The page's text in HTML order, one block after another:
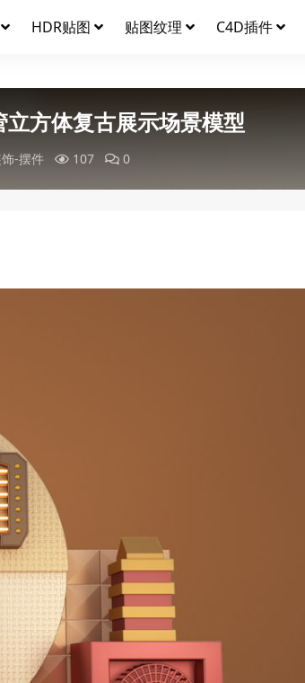
HDR贴图 贴图纹理 C4D插件
方体复古展示场景模型
-摆件 107 0